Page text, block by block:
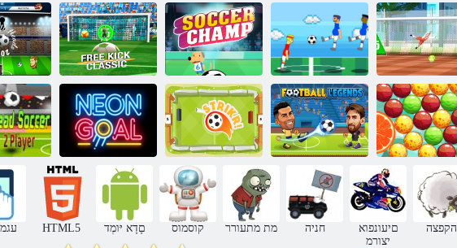
יסאלק תישפוח
הטיעב
לגרודכה ףולא תוברק ינימ 12 בוחר
ןואינ לוג !תֹוּכַהְל לגרודכ תודגא העוב רופיס
HTML5 םָדָא יּומְד קוסמוס מת מתעורר חניה
םיעונפוא
יצורמ
הקפצה